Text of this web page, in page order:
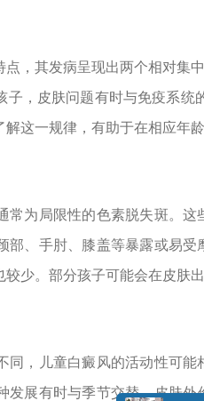
其发病呈现出两个相对集
子，皮肤问题有时与免疫系统
这一规律，有助于在相应年
为局限性的色素脱失斑。这
部、手肘、膝盖等暴露或易
少。部分孩子可能会在皮肤
，儿童白癜风的活动性可能
发展有时与季节交替、皮肤